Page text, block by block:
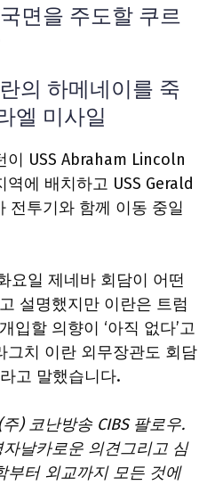
면을 주도할 쿠르
의 하메네이를 죽
엘 미사일
이 USS Abraham Lincoln
에 배치하고 USS Gerald
전투기와 함께 이동 중일
요일 제네바 회담이 어떤
설명했지만 이란은 트럼
입할 의향이 ‘아직 없다’고
그치 이란 외무장관도 회담
고 말했습니다.
) 코난방송 CIBS 팔로우.
자날카로운 의견그리고 심
부터 외교까지 모든 것에